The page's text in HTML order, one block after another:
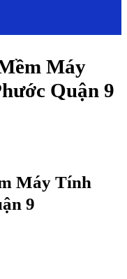
Máy
Quận 9
Máy Tính
9